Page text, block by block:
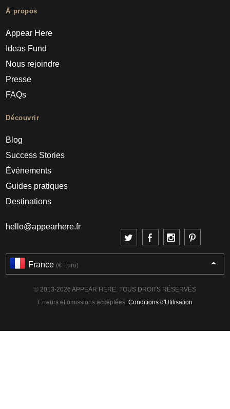
À propos
Appear Here
Ideas Fund
Nous rejoindre
Presse
FAQs
Découvrir
Blog
Success Stories
Événements
Guides pratiques
Destinations
hello@appearhere.fr
France (€ Euro)
© 2013-2026 APPEAR HERE. TOUS DROITS RÉSERVÉS
Erreurs et omissions acceptées. Conditions d'Utilisation